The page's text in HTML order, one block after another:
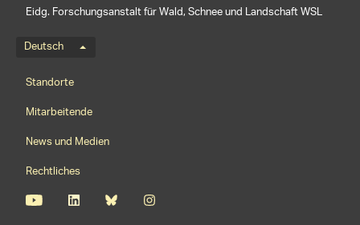
Eidg. Forschungsanstalt für Wald, Schnee und Landschaft WSL
Sprachmenü
Deutsch
Footernavigation
Standorte
Mitarbeitende
News und Medien
Rechtliches